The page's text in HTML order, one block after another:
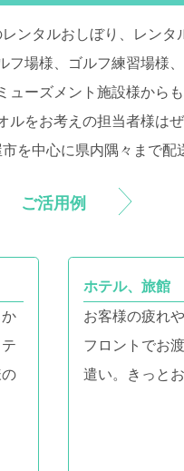
ンタルおしぼり、レンタ
場様、ゴルフ練習場様
ューズメント施設様からも
ルをお考えの担当者様は
を中心に県内隅々まで配
ご活用例
ホテル、旅館
お客様の疲れ
フロントでお
遣い。きっと